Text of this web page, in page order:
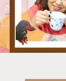
記
お誕生
影など
ご一緒